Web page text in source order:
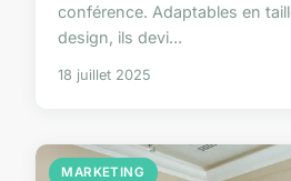
conférence. Adaptables en
design, ils devi...
18 juillet 2025
MARKETING